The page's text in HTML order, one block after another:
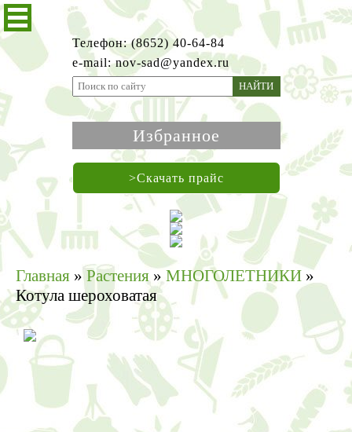
Телефон: (8652) 40-64-84
e-mail: nov-sad@yandex.ru
НАЙТИ
Избранное
>Скачать прайс
Главная »Растения » МНОГОЛЕТНИКИ »
Котула шероховатая